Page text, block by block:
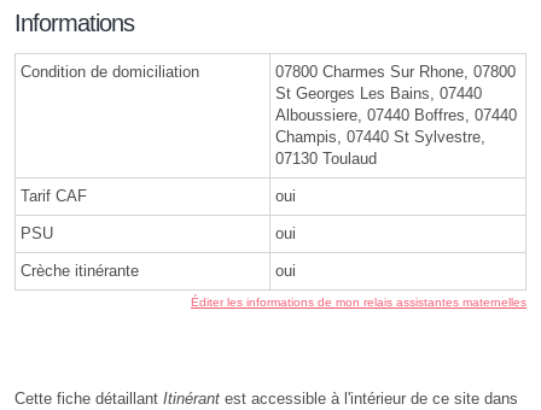
Informations
Condition de domiciliation
07800 Charmes Sur Rhone, 07800
St Georges Les Bains, 07440
Alboussiere, 07440 Boffres, 07440
Champis, 07440 St Sylvestre,
07130 Toulaud
Tarif CAF oui
PSU oui
Crèche itinérante oui
Éditer les informations de mon relais assistantes maternelles
Cette fiche détaillant Itinérant est accessible à l'intérieur de ce site dans